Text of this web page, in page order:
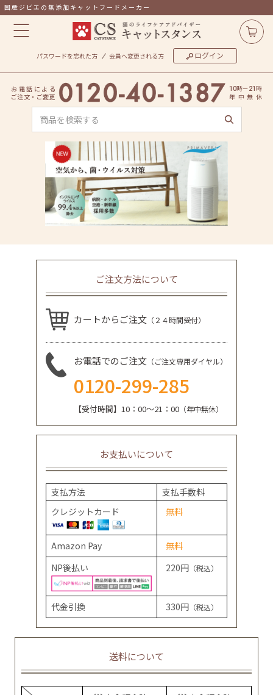
国産ジビエの無添加キャットフードメーカー
パスワードを忘れた方 会員へ変更される方 ログイン
お 電話 に よ る
ご注文 ・ ご変更
10時－21 時
年 中 無 休
ご注文方法について
カートからご注文 （２４時間受付）
お電話でのご注文 （ご注文専用ダイヤル）
0120-299-285
【受付時間】10：00～21：00 （年中無休）
お支払いについて
支払方法
支払手数料
クレジットカード
無料
Amazon Pay
無料
NP後払い
220円 （税込）
代金引換 330円 （税込）
送料について